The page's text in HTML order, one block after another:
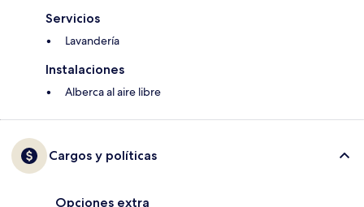
Servicios
Lavandería
Instalaciones
Alberca al aire libre
Cargos y políticas
Opciones extra